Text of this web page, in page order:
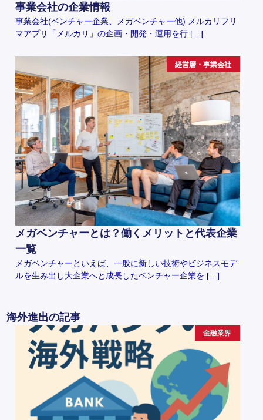
事業会社の企業情報
事業会社(ベンチャー企業、メガベンチャー他) メルカリフリ
マアプリ「メルカリ」の企画・開発・運用を行 […]
経営層・事業会社
メガベンチャーとは？働くメリットと代表企業
一覧
メガベンチャーといえば、一般に新しい技術やビジネスモデ
ルを生み出し大企業へと成長したベンチャー企業を […]
海外進出の記事
金融業界